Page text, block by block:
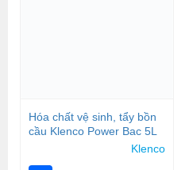
Hóa chất vệ sinh, tẩy bồn
cầu Klenco Power Bac 5L
Klenco